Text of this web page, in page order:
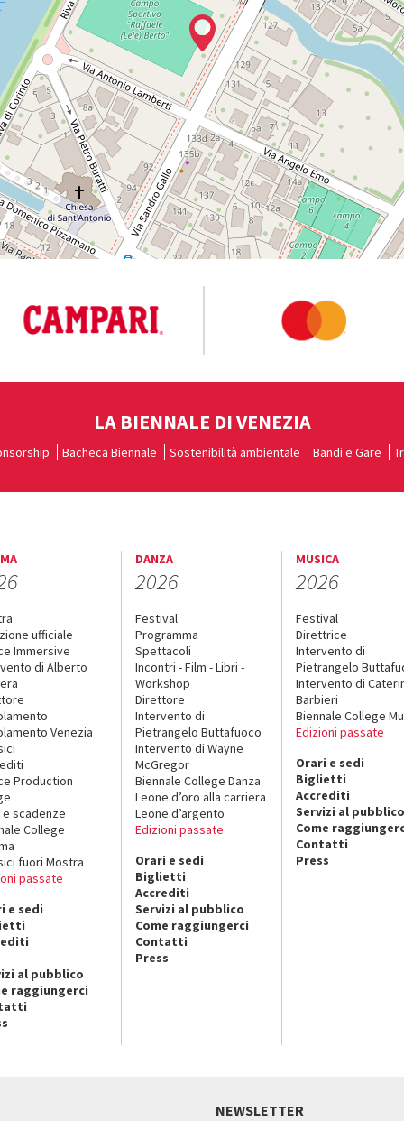
LA BIENNALE DI VENEZIA
Bacheca Biennale Sostenibilità ambientale Bandi e Gare
ufficiale
Immersive
di Alberto
Venezia
Production
e scadenze
College
fuori Mostra
passate
e sedi
al pubblico
raggiungerci
DANZA
2026
Festival
Programma
Spettacoli
Incontri - Film - Libri -
Workshop
Direttore
Intervento di
Pietrangelo Buttafuoco
Intervento di Wayne
McGregor
Biennale College Danza
Leone d’oro alla carriera
Leone d’argento
Edizioni passate
Orari e sedi
Biglietti
Accrediti
Servizi al pubblico
Come raggiungerci
Contatti
Press
MUSICA
2026
Festival
Direttrice
Intervento di
Pietrangelo
Intervento di
Barbieri
Biennale College
Edizioni passate
Orari e sedi
Biglietti
Accrediti
Servizi al pubblico
Come
Contatti
Press
NEWSLETTER